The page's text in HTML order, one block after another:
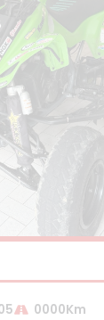
0000Km